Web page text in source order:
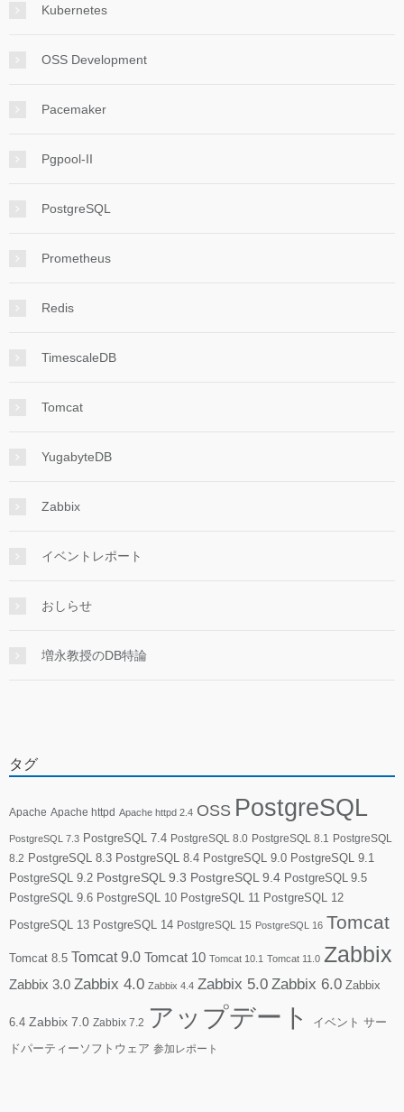
Kubernetes
OSS Development
Pacemaker
Pgpool-II
PostgreSQL
Prometheus
Redis
TimescaleDB
Tomcat
YugabyteDB
Zabbix
イベントレポート
おしらせ
増永教授のDB特論
タグ
Apache Apache httpd Apache httpd 2.4 OSS PostgreSQL
PostgreSQL 7.3 PostgreSQL 7.4 PostgreSQL 8.0 PostgreSQL 8.1
PostgreSQL
8.2 PostgreSQL 8.3 PostgreSQL 8.4 PostgreSQL 9.0 PostgreSQL 9.1
PostgreSQL 9.2 PostgreSQL 9.3 PostgreSQL 9.4 PostgreSQL 9.5
PostgreSQL 9.6 PostgreSQL 10 PostgreSQL 11 PostgreSQL 12
PostgreSQL 13 PostgreSQL 14 PostgreSQL 15 PostgreSQL 16 Tomcat
Tomcat 8.5 Tomcat 9.0 Tomcat 10 Tomcat 10.1 Tomcat 11.0 Zabbix
Zabbix 3.0 Zabbix 4.0 Zabbix 4.4 Zabbix 5.0 Zabbix 6.0 Zabbix
6.4 Zabbix 7.0 Zabbix 7.2 アップデート イベント サー
ドパーティーソフトウェア 参加レポート